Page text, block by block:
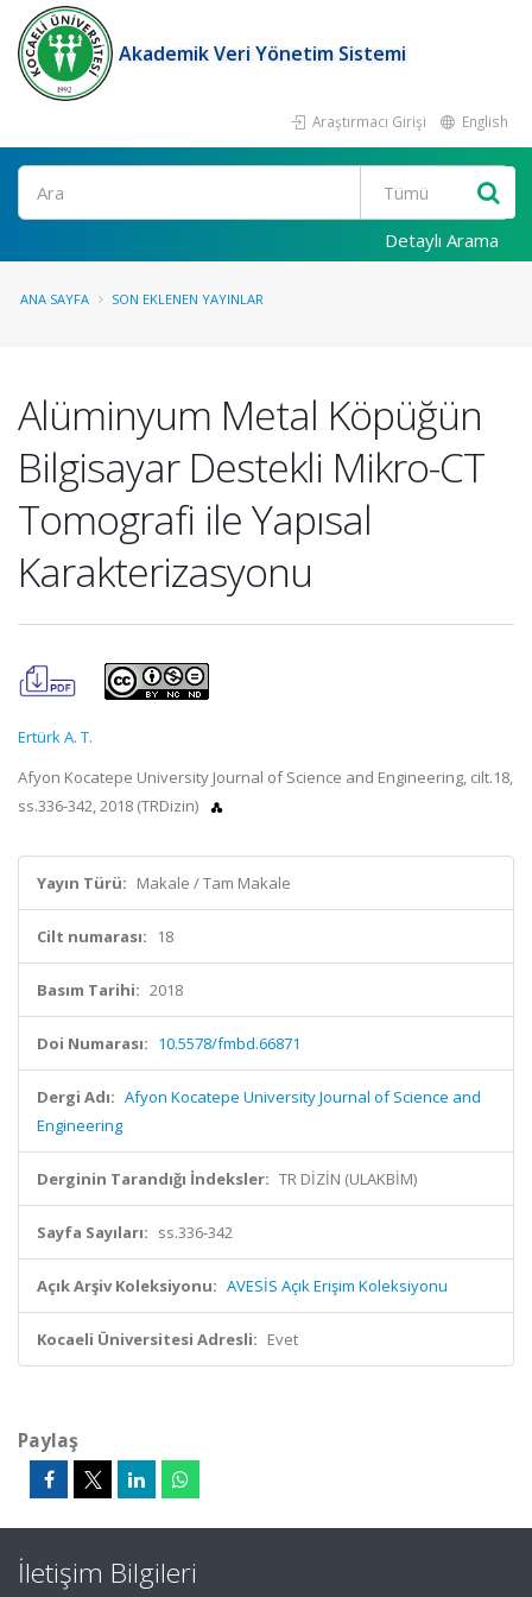
Akademik Veri Yönetim Sistemi
Araştırmacı Girişi English
Ara
Detaylı Arama
ANA SAYFA SON EKLENEN YAYINLAR
Alüminyum Metal Köpüğün
Bilgisayar Destekli Mikro-CT
Tomografi ile Yapısal
Karakterizasyonu
Ertürk A. T.
Afyon Kocatepe University Journal of Science and Engineering, cilt.18,
ss.336-342, 2018 (TRDizin)
Yayın Türü: Makale / Tam Makale
Cilt numarası: 18
Basım Tarihi: 2018
Doi Numarası: 10.5578/fmbd.66871
Dergi Adı: Afyon Kocatepe University Journal of Science and
Engineering
Derginin Tarandığı İndeksler: TR DİZİN (ULAKBİM)
Sayfa Sayıları: ss.336-342
Açık Arşiv Koleksiyonu: AVESİS Açık Erişim Koleksiyonu
Kocaeli Üniversitesi Adresli: Evet
Paylaş
İletişim Bilgileri